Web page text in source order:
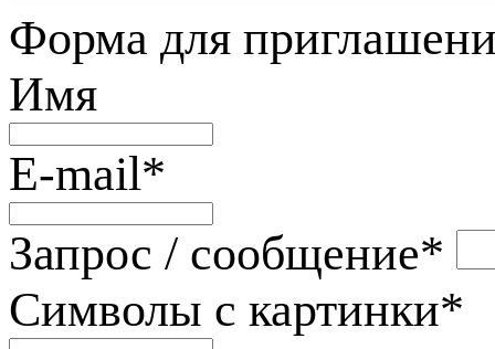
Форма для
Имя
E-mail*
Запрос / сообщение*
Символы с картинки*